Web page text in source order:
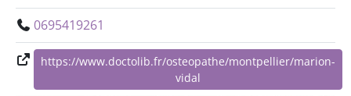
0695419261
https://www.doctolib.fr/osteopathe/montpellier/marion-
vidal